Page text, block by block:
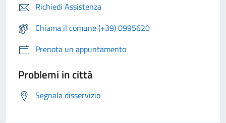
Richiedi Assistenza
Chiama il comune (+39) 0995620
Prenota un appuntamento
Problemi in città
Segnala disservizio